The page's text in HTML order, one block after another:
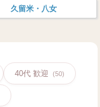
久留米・八女
40代 歓迎 (50)